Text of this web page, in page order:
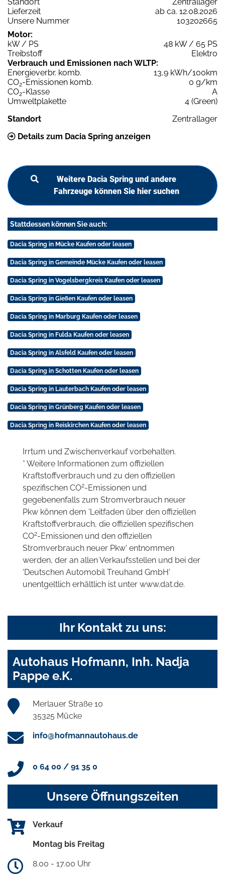
Lieferzeit
ab ca. 12.08.2026
Unsere Nummer
103202665
Motor:
kW / PS
48 kW / 65 PS
Treibstoff
Elektro
Verbrauch und Emissionen nach WLTP:
Energieverbr. komb.
13,9 kWh/100km
CO2-Emissionen komb.
0 g/km
CO2-Klasse
A
Umweltplakette
4 (Green)
Standort
Zentrallager
Details zum Dacia Spring anzeigen
Weitere Dacia Spring und andere
Fahrzeuge können Sie hier suchen
Stattdessen können Sie auch:
Dacia Spring in Mücke Kaufen oder leasen
Dacia Spring in Gemeinde Mücke Kaufen oder leasen
Dacia Spring in Vogelsbergkreis Kaufen oder leasen
Dacia Spring in Gießen Kaufen oder leasen
Dacia Spring in Marburg Kaufen oder leasen
Dacia Spring in Fulda Kaufen oder leasen
Dacia Spring in Alsfeld Kaufen oder leasen
Dacia Spring in Schotten Kaufen oder leasen
Dacia Spring in Lauterbach Kaufen oder leasen
Dacia Spring in Grünberg Kaufen oder leasen
Dacia Spring in Reiskirchen Kaufen oder leasen
Irrtum und Zwischenverkauf vorbehalten.
* Weitere Informationen zum offiziellen
Kraftstoffverbrauch und zu den offiziellen
spezifischen CO2-Emissionen und
gegebenenfalls zum Stromverbrauch neuer
Pkw können dem 'Leitfaden über den offiziellen
Kraftstoffverbrauch, die offiziellen spezifischen
CO2-Emissionen und den offiziellen
Stromverbrauch neuer Pkw' entnommen
werden, der an allen Verkaufsstellen und bei der
'Deutschen Automobil Treuhand GmbH'
unentgeltlich erhältlich ist unter www.dat.de.
Ihr Kontakt zu uns:
Autohaus Hofmann, Inh. Nadja
Pappe e.K.
Merlauer Straße 10
35325 Mücke
info@hofmannautohaus.de
0 64 00 / 91 35 0
Unsere Öffnungszeiten
Verkauf
Montag bis Freitag
8.00 - 17.00 Uhr